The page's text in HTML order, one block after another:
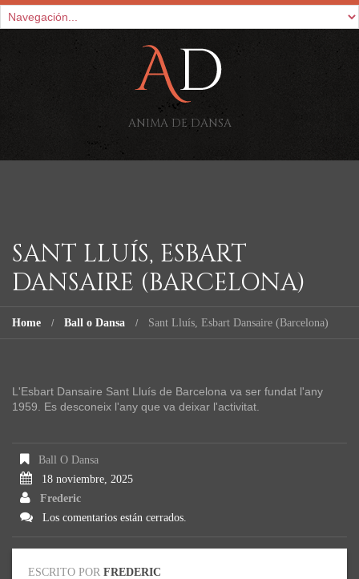
ANIMA DE DANSA
SANT LLUÍS, ESBART
DANSAIRE (BARCELONA)
Home Ball o Dansa Sant Lluís, Esbart Dansaire (Barcelona)
L'Esbart Dansaire Sant Lluís de Barcelona va ser fundat l'any
1959. Es desconeix l'any que va deixar l'activitat.
Ball O Dansa
18 noviembre, 2025
Frederic
Los comentarios están cerrados.
ESCRITO POR FREDERIC